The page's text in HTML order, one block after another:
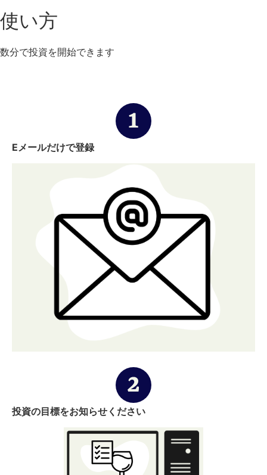
使い方
数分で投資を開始できます
Eメールだけで登録
投資の目標をお知らせください